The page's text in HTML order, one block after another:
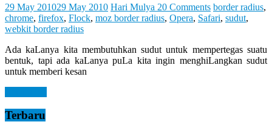
You
Feel
It
29 May 201029 May 2010 Hari Mulya 20 Comments border radius,
chrome, firefox, Flock, moz border radius, Opera, Safari, sudut,
webkit border radius
Ada kaLanya kita membutuhkan sudut untuk mempertegas suatu
bentuk, tapi ada kaLanya puLa kita ingin menghiLangkan sudut
untuk memberi kesan
Terbaru